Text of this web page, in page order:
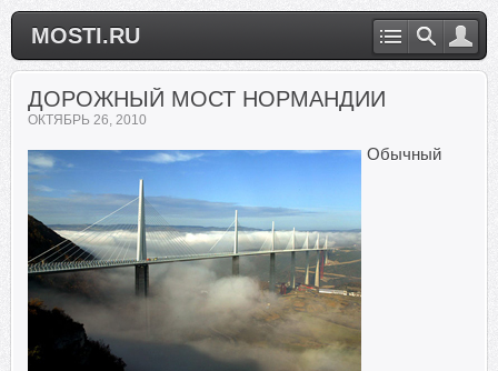
MOSTI.RU
ДОРОЖНЫЙ МОСТ НОРМАНДИИ
ОКТЯБРЬ 26, 2010
Обычный